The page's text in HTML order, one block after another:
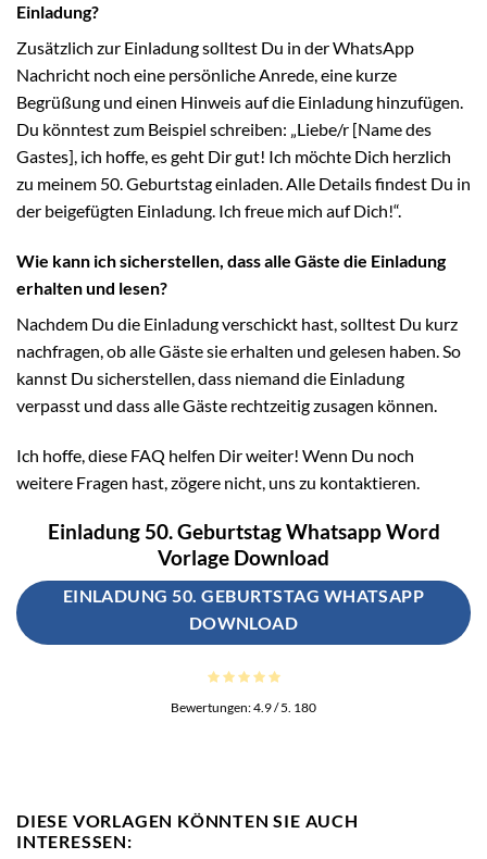
Einladung?
Zusätzlich zur Einladung solltest Du in der WhatsApp
Nachricht noch eine persönliche Anrede, eine kurze
Begrüßung und einen Hinweis auf die Einladung hinzufügen.
Du könntest zum Beispiel schreiben: „Liebe/r [Name des
Gastes], ich hoffe, es geht Dir gut! Ich möchte Dich herzlich
zu meinem 50. Geburtstag einladen. Alle Details findest Du in
der beigefügten Einladung. Ich freue mich auf Dich!“.
Wie kann ich sicherstellen, dass alle Gäste die Einladung
erhalten und lesen?
Nachdem Du die Einladung verschickt hast, solltest Du kurz
nachfragen, ob alle Gäste sie erhalten und gelesen haben. So
kannst Du sicherstellen, dass niemand die Einladung
verpasst und dass alle Gäste rechtzeitig zusagen können.
Ich hoffe, diese FAQ helfen Dir weiter! Wenn Du noch
weitere Fragen hast, zögere nicht, uns zu kontaktieren.
Einladung 50. Geburtstag Whatsapp Word
Vorlage Download
EINLADUNG 50. GEBURTSTAG WHATSAPP
DOWNLOAD
Bewertungen:4.9/ 5. 180
DIESE VORLAGEN KÖNNTEN SIE AUCH
INTERESSEN: